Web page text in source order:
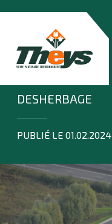
DESHERBAGE
PUBLIÉ LE 01.02.2024